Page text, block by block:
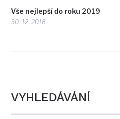
Vše nejlepší do roku 2019
30. 12. 2018
VYHLEDÁVÁNÍ